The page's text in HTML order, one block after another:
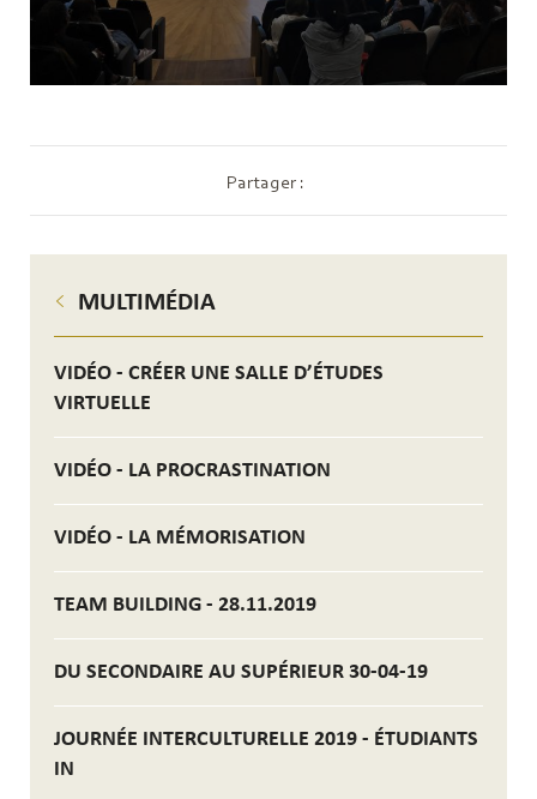
MULTIMÉDIA
VIDÉO - CRÉER UNE SALLE D’ÉTUDES
VIRTUELLE
VIDÉO - LA PROCRASTINATION
VIDÉO - LA MÉMORISATION
TEAM BUILDING - 28.11.2019
DU SECONDAIRE AU SUPÉRIEUR 30-04-19
JOURNÉE INTERCULTURELLE 2019 - ÉTUDIANTS
IN
Partager :